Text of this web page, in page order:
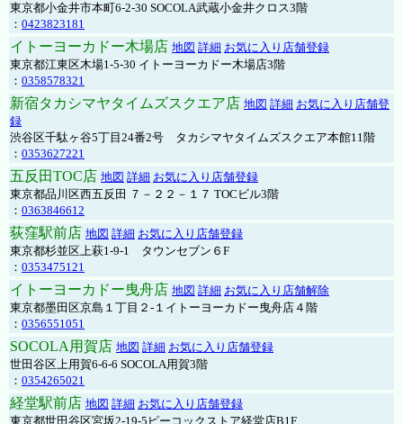
東京都小金井市本町6-2-30 SOCOLA武蔵小金井クロス3階
： 0423823181
イトーヨーカドー木場店 地図 詳細 お気に入り店舗登録
東京都江東区木場1-5-30 イトーヨーカドー木場店3階
： 0358578321
新宿タカシマヤタイムズスクエア店 地図 詳細 お気に入り店舗登
録
渋谷区千駄ヶ谷5丁目24番2号 タカシマヤタイムズスクエア本館11階
： 0353627221
五反田TOC店 地図 詳細 お気に入り店舗登録
東京都品川区西五反田 ７－２２－１７ TOCビル3階
： 0363846612
荻窪駅前店 地図 詳細 お気に入り店舗登録
東京都杉並区上萩1-9-1 タウンセブン６F
： 0353475121
イトーヨーカドー曳舟店 地図 詳細 お気に入り店舗解除
東京都墨田区京島１丁目２-１イトーヨーカドー曳舟店４階
： 0356551051
SOCOLA用賀店 地図 詳細 お気に入り店舗登録
世田谷区上用賀6-6-6 SOCOLA用賀3階
： 0354265021
経堂駅前店 地図 詳細 お気に入り店舗登録
東京都世田谷区宮坂2-19-5ピーコックストア経堂店B1F